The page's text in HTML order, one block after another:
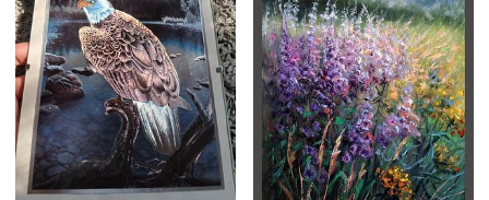
400 грн 5
Картина орел
переливается винтаж
швеция 24×18см
2500 грн 0
Картина масляными
красками полевые цветы